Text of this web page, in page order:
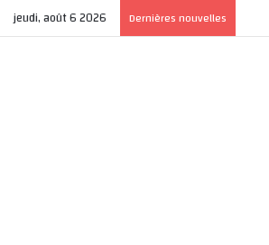
jeudi, août 6 2026 Dernières nouvelles